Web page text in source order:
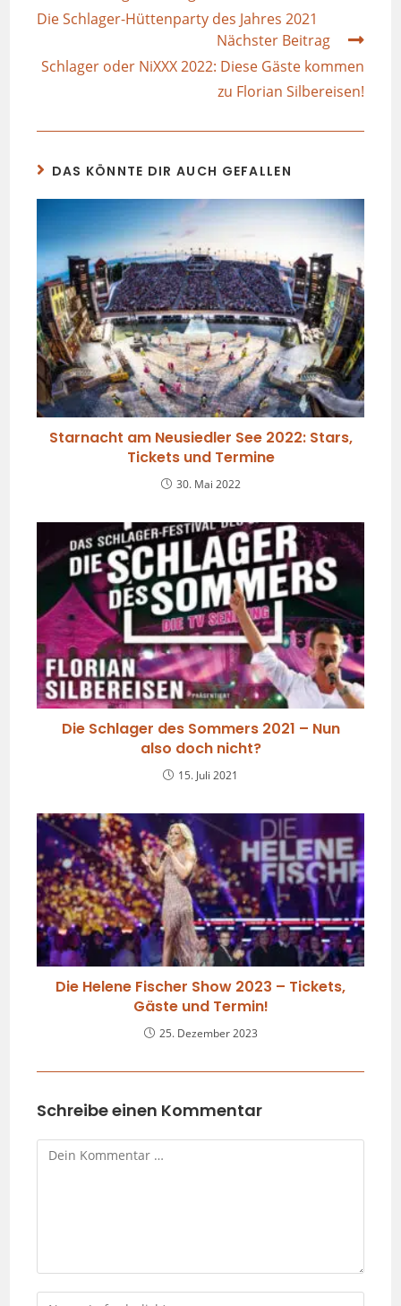
Die Schlager-Hüttenparty des Jahres 2021
Nächster Beitrag
Schlager oder NiXXX 2022: Diese Gäste kommen
zu Florian Silbereisen!
DAS KÖNNTE DIR AUCH GEFALLEN
Starnacht am Neusiedler See 2022: Stars,
Tickets und Termine
30. Mai 2022
Die Schlager des Sommers 2021 – Nun
also doch nicht?
15. Juli 2021
Die Helene Fischer Show 2023 – Tickets,
Gäste und Termin!
25. Dezember 2023
Schreibe einen Kommentar